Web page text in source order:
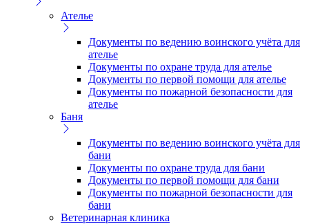
Ателье
Документы по ведению воинского учёта для
ателье
Документы по охране труда для ателье
Документы по первой помощи для ателье
Документы по пожарной безопасности для
ателье
Баня
Документы по ведению воинского учёта для
бани
Документы по охране труда для бани
Документы по первой помощи для бани
Документы по пожарной безопасности для
бани
Ветеринарная клиника